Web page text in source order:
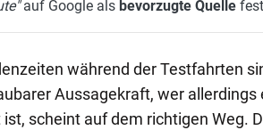
auf Google als bevorzugte Quelle
während der Testfahrten
Aussagekraft, wer
scheint auf dem richtigen Weg.